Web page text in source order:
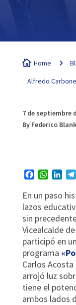
 Home 5
Alfredo
7 de septiembre
By Federico Blank
Facebook
En un paso
lazos
sin
Vicealcalde
participó en
programa
Carlos Acosta
arrojó luz
tiene el
ambos lados